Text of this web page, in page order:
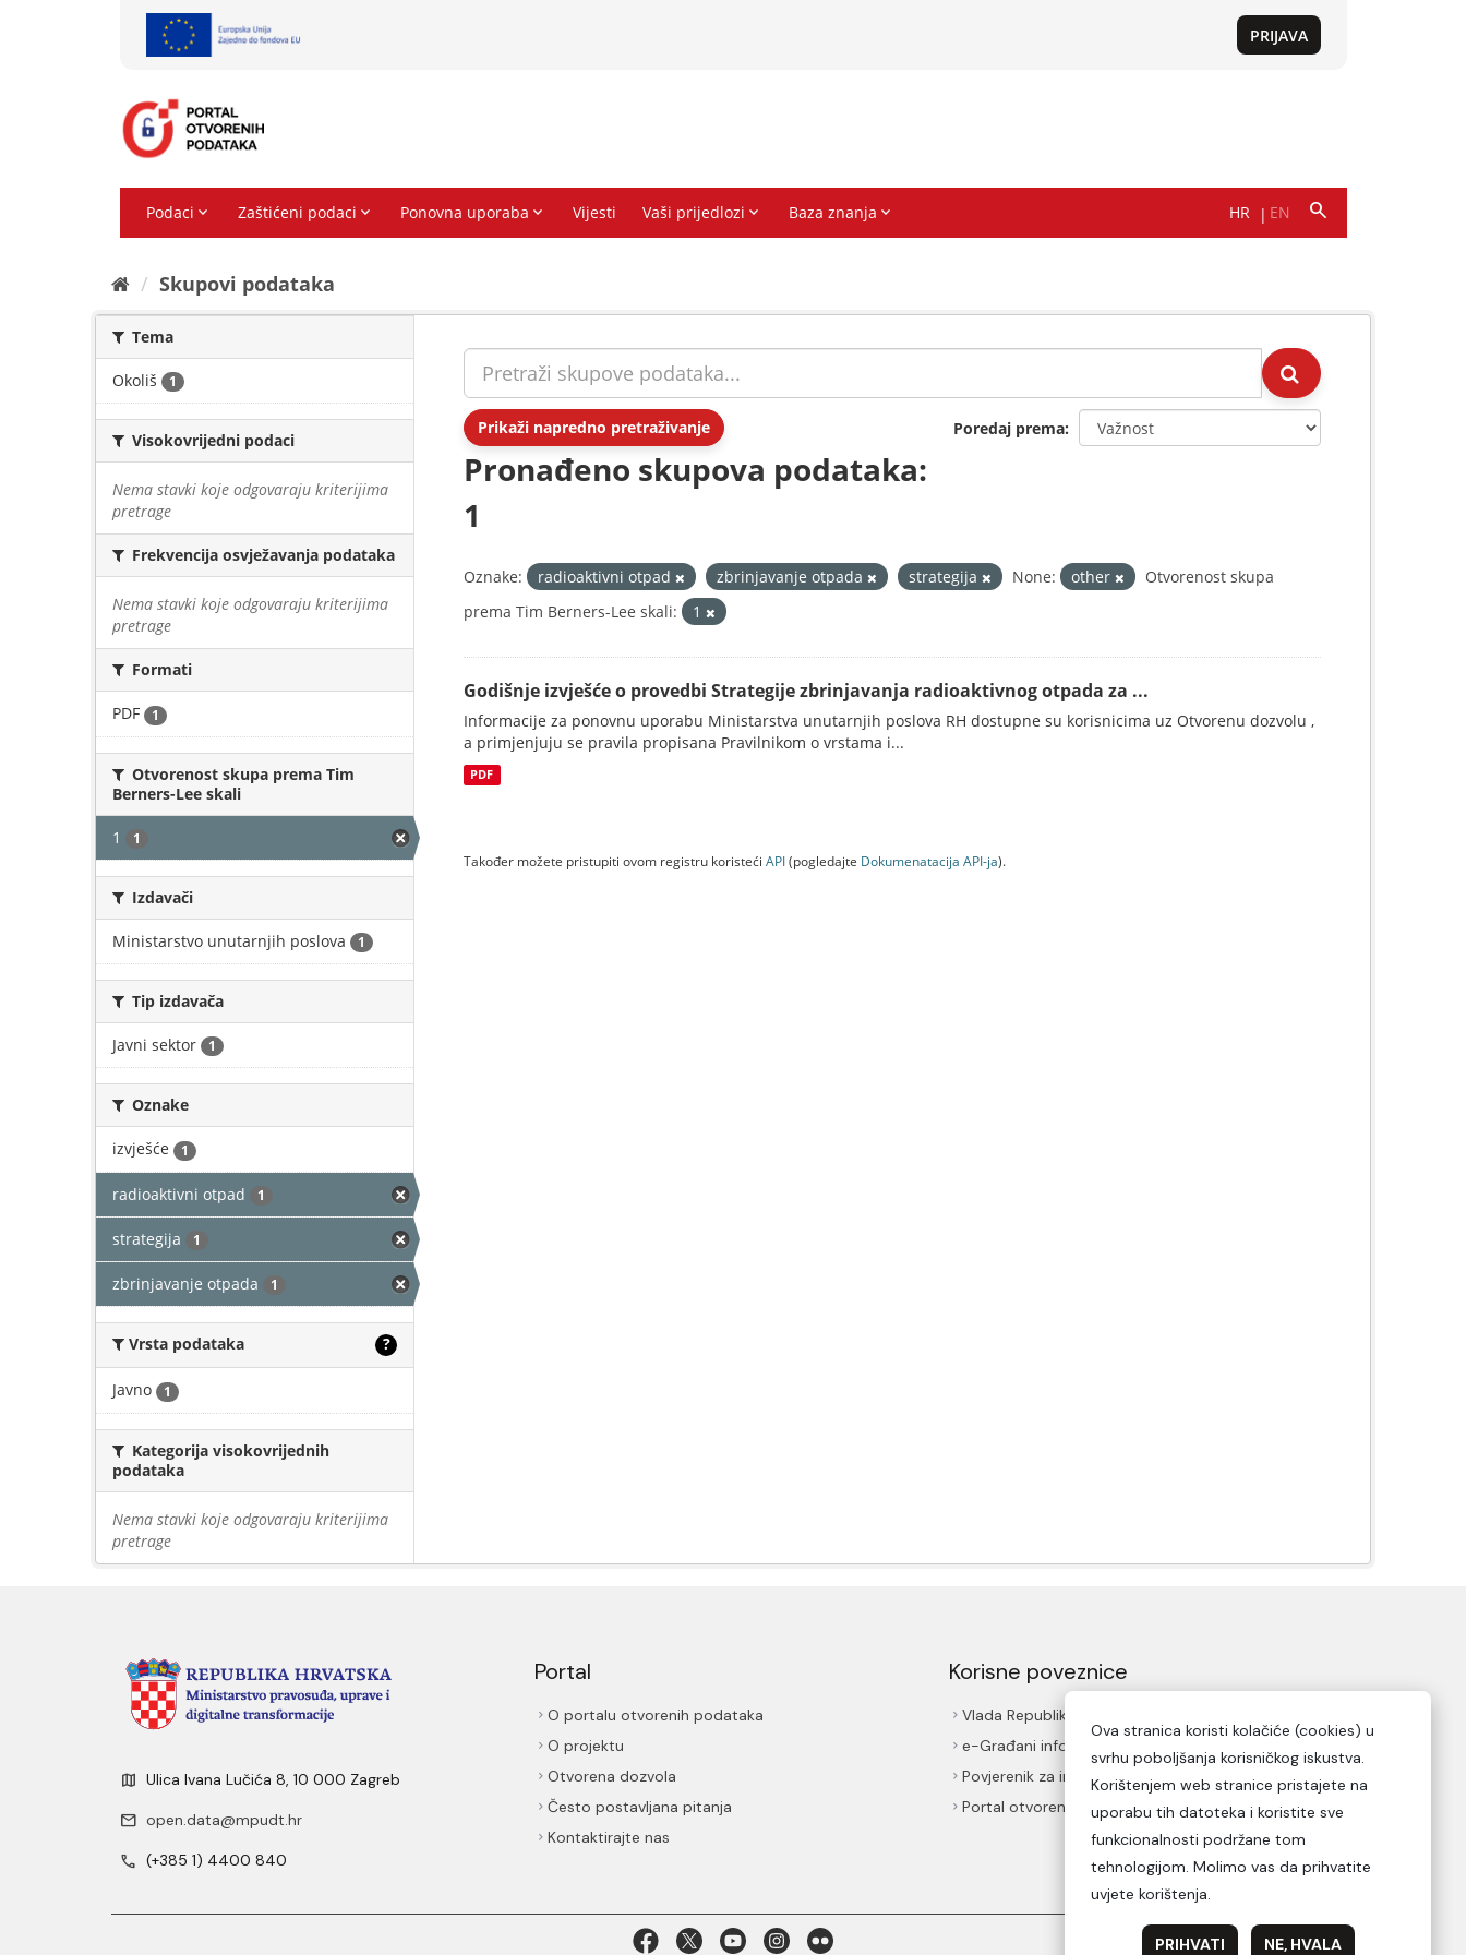
Skupovi podаtаkа
Tema
Okoliš 1
Visokovrijedni podaci
Nema stavki koje odgovaraju kriterijima
pretrage
Frekvencija osvježavanja podataka
Nema stavki koje odgovaraju kriterijima
pretrage
Formati
PDF 1
Otvorenost skupa prema Tim
Berners-Lee skali
1 1
Izdavači
Ministarstvo unutarnjih poslova 1
Tip izdavača
Javni sektor 1
Oznake
izvješće 1
radioaktivni otpad 1
strategija 1
zbrinjavanje otpada 1
Vrsta podataka ?
Javno 1
Kategorija visokovrijednih
podataka
Nema stavki koje odgovaraju kriterijima
pretrage
Prikaži napredno pretraživanje Poredaj prema
Pronađeno skupova podataka:
1
Oznake: radioaktivni otpad zbrinjavanje otpada strategija None: other
Otvorenost skupa
prema Tim Berners-Lee skali:
1
Godišnje izvješće o provedbi Strategije zbrinjavanja radioaktivnog otpada za ...
Informacije za ponovnu uporabu Ministarstva unutarnjih poslova RH dostupne su korisnicima uz Otvorenu dozvolu ,
a primjenjuju se pravila propisana Pravilnikom o vrstama i...
PDF
Također možete pristupiti ovom registru koristeći API(pogledajte Dokumenаtаcijа API-jа).